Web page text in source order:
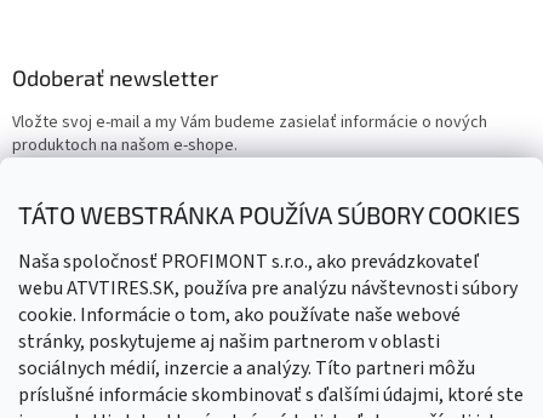
TÁTO WEBSTRÁNKA POUŽÍVA SÚBORY COOKIES
Naša spoločnosť PROFIMONT s.r.o., ako prevádzkovateľ
webu ATVTIRES.SK, používa pre analýzu návštevnosti súbory
cookie. Informácie o tom, ako používate naše webové
stránky, poskytujeme aj našim partnerom v oblasti
sociálnych médií, inzercie a analýzy. Títo partneri môžu
príslušné informácie skombinovať s ďalšími údajmi, ktoré ste
Odoberať newsletter
Vložte svoj e-mail a my Vám budeme zasielať informácie o nových
produktoch na našom e-shope.
Email
Vložením e-mailu súhlasíte spodmienkami ochrany osobných
údajov
PRIHLÁSIŤ SA